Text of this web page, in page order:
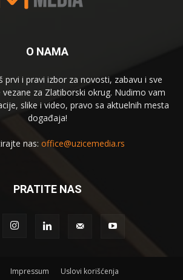
O NAMA
prvi i pravi izbor za novosti, zabavu i sve
za Zlatiborski okrug. Nudimo vam
slike i video, pravo sa aktuelnih mesta
događaja!
nas: office@uzicemedia.rs
PRATITE NAS
Impressum
Uslovi korišćenja